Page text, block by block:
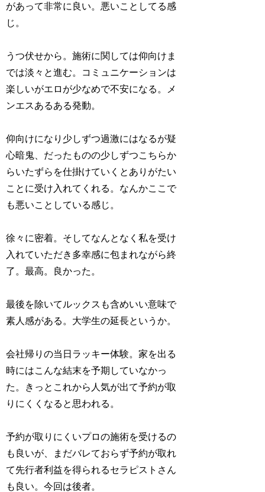
があって非常に良い。悪いことしてる感
じ。
うつ伏せから。施術に関しては仰向けま
では淡々と進む。コミュニケーションは
楽しいがエロが少なめで不安になる。メ
ンエスあるある発動。
仰向けになり少しずつ過激にはなるが疑
心暗鬼、だったものの少しずつこちらか
らいたずらを仕掛けていくとありがたい
ことに受け入れてくれる。なんかここで
も悪いことしている感じ。
徐々に密着。そしてなんとなく私を受け
入れていただき多幸感に包まれながら終
了。最高。良かった。
最後を除いてルックスも含めいい意味で
素人感がある。大学生の延長というか。
会社帰りの当日ラッキー体験。家を出る
時にはこんな結末を予期していなかっ
た。きっとこれから人気が出て予約が取
りにくくなると思われる。
予約が取りにくいプロの施術を受けるの
も良いが、まだバレておらず予約が取れ
て先行者利益を得られるセラピストさん
も良い。今回は後者。